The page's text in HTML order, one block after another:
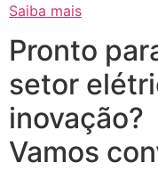
Saiba mais
Pronto
setor
inovação?
Vamos